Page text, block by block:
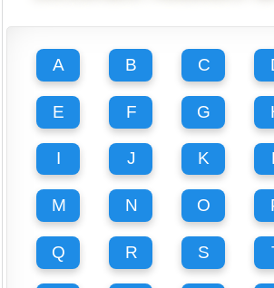
A B C
E F G
I J K
M N O
Q R S